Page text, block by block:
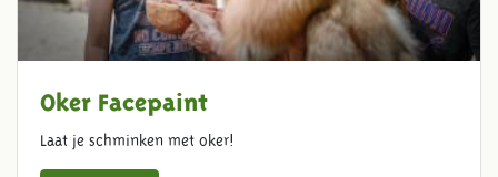
Oker Facepaint
Laat je schminken met oker!